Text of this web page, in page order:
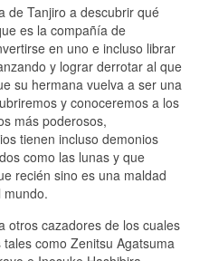
de Tanjiro a descubrir qué
es la compañía de
en uno e incluso librar
y lograr derrotar al que
su hermana vuelva a ser una
y conoceremos a los
más poderosos,
tienen incluso demonios
como las lunas y que
recién sino es una maldad
mundo.
otros cazadores de los cuales
como Zenitsu Agatsuma